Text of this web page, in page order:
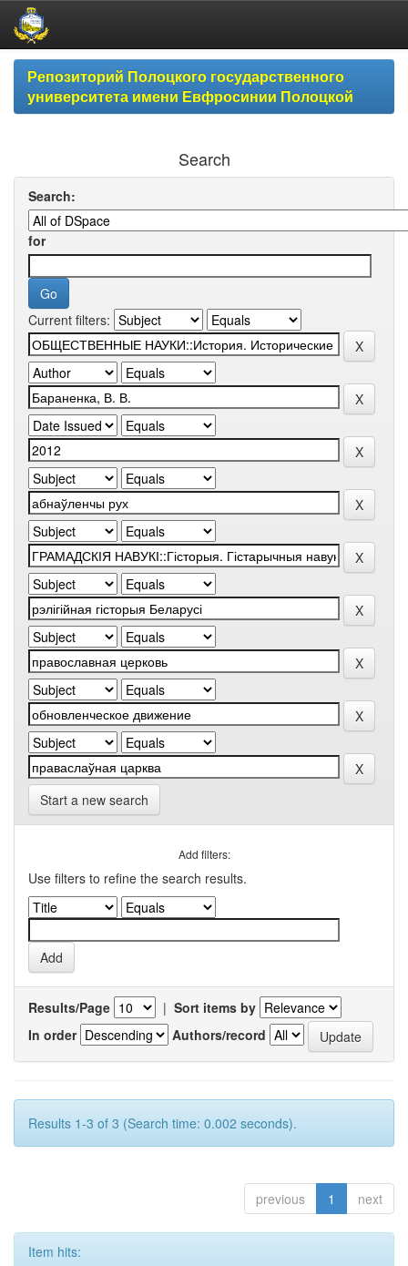
Skip
navigationРепозиторий Полоцкого государственного
университета имени Евфросинии Полоцкой
Search
Search:
for
Current filters:
Start a new search
Add filters:
Use filters to refine the search results.
Results/Page | Sort items by
In order
Authors/record
Results 1-3 of 3 (Search time: 0.002 seconds).
previous 1 next
Item hits: